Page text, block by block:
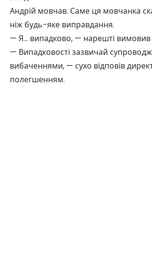
Андрій мовчав. Саме ця мовчанка
ніж будь-яке виправдання.
— Я… випадково, — нарешті вимовив
— Випадковості зазвичай
вибаченнями, — сухо відповів
полегшенням.